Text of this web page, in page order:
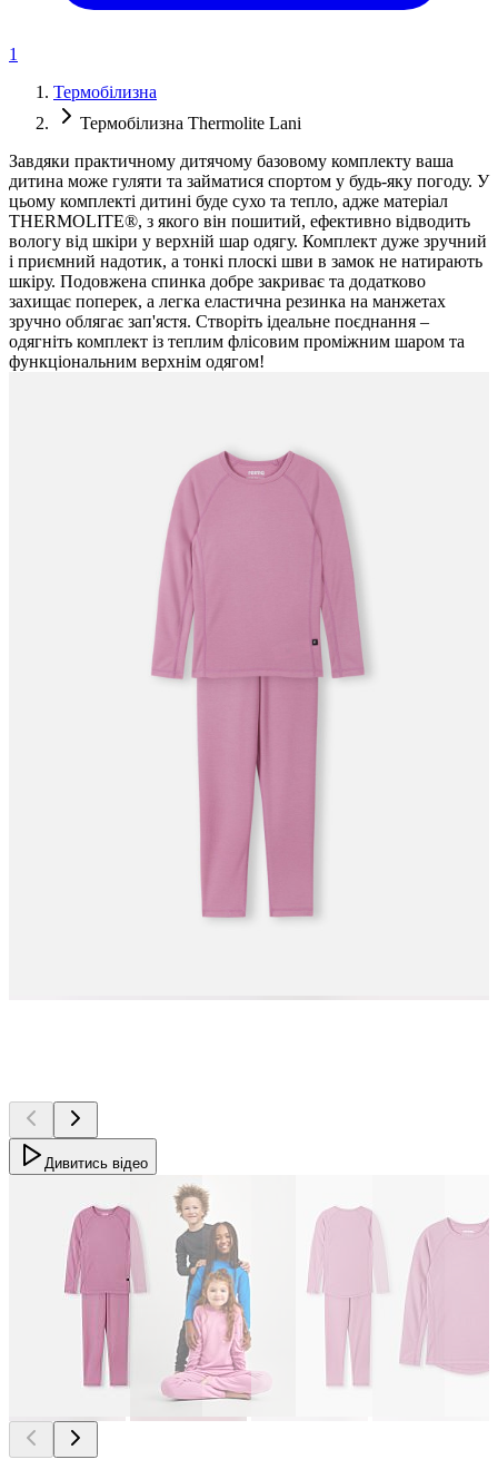
1
Термобілизна
Термобілизна Thermolite Lani
Завдяки практичному дитячому базовому комплекту ваша
дитина може гуляти та займатися спортом у будь-яку погоду. У
цьому комплекті дитині буде сухо та тепло, адже матеріал
THERMOLITE®, з якого він пошитий, ефективно відводить
вологу від шкіри у верхній шар одягу. Комплект дуже зручний
і приємний надотик, а тонкі плоскі шви в замок не натирають
шкіру. Подовжена спинка добре закриває та додатково
захищає поперек, а легка еластична резинка на манжетах
зручно облягає зап'ястя. Створіть ідеальне поєднання –
одягніть комплект із теплим флісовим проміжним шаром та
функціональним верхнім одягом!
Дивитись відео